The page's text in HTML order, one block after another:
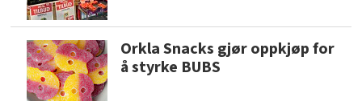
Orkla Snacks gjør oppkjøp for
å styrke BUBS